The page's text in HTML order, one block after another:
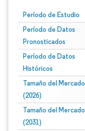
Período de Estudio
Período de Datos
Pronosticados
Período de Datos
Históricos
Tamaño del Mercado
(2026)
Tamaño del Mercado
(2031)